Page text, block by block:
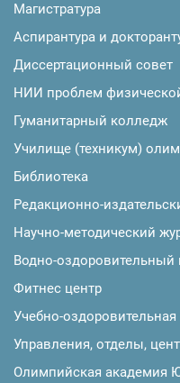
Магистратура
Аспирантура и
Диссертационный совет
НИИ проблем
Гуманитарный колледж
Училище (техникум)
Библиотека
Редакционно-
Научно-методический
Водно-оздоровительный
Фитнес центр
Учебно-
Управления, отделы,
Олимпийская академия